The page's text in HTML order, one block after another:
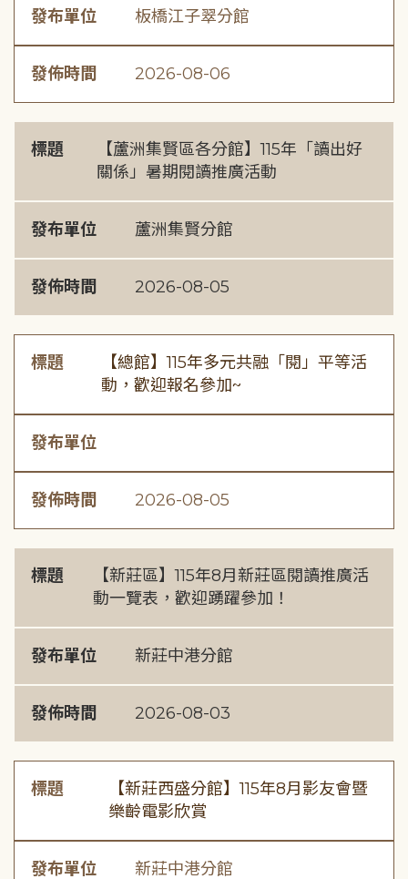
發布單位 板橋江子翠分館
發佈時間 2026-08-06
標題
【蘆洲集賢區各分館】115年「讀出好
關係」暑期閱讀推廣活動
發布單位 蘆洲集賢分館
發佈時間 2026-08-05
標題
【總館】115年多元共融「閱」平等活
動，歡迎報名參加~
發布單位
發佈時間 2026-08-05
標題
【新莊區】115年8月新莊區閱讀推廣活
動一覽表，歡迎踴躍參加！
發布單位 新莊中港分館
發佈時間 2026-08-03
標題
【新莊西盛分館】115年8月影友會暨
樂齡電影欣賞
發布單位 新莊中港分館